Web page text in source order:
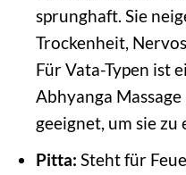
sprunghaft. Sie
Trockenheit,
Für Vata-Typen ist
Abhyanga
geeignet, um sie zu
Pitta: Steht für